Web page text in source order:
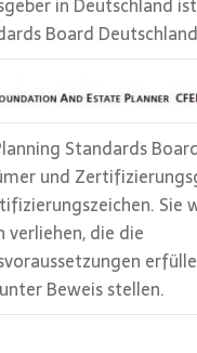
in Deutschland
Board
Standards
und
Sie
verliehen, die die
Beweis stellen.